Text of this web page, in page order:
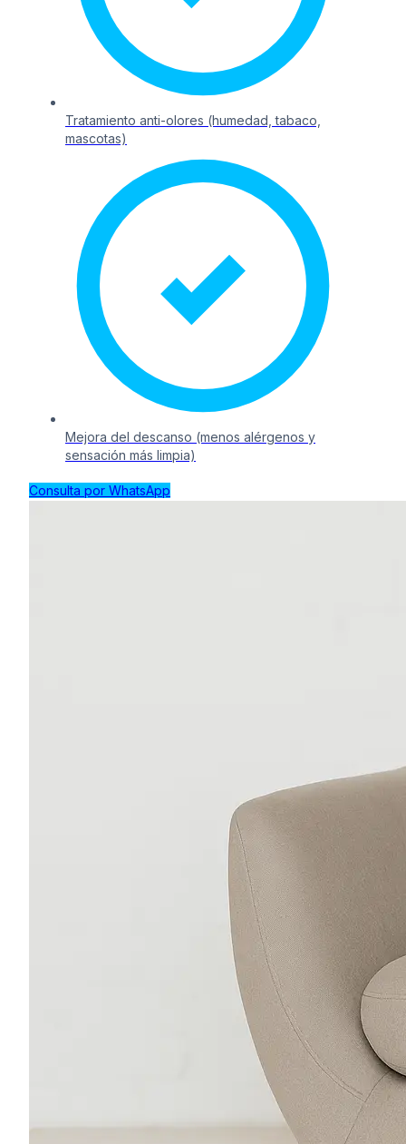
Tratamiento anti-olores (humedad, tabaco,
mascotas)
Mejora del descanso (menos alérgenos y
sensación más limpia)
Consulta por WhatsApp